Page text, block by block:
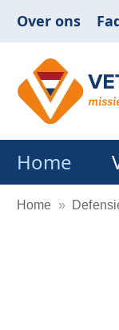
Over ons
Home
Home »